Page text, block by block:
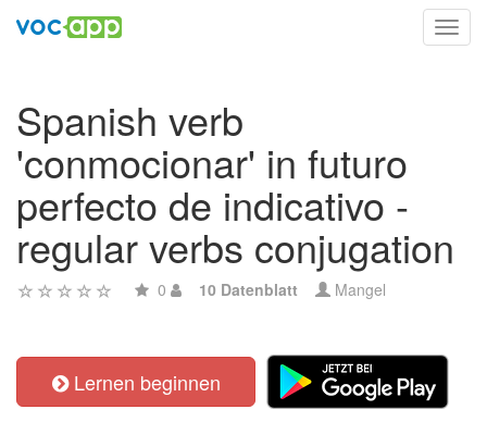
Spanish verb
'conmocionar' in futuro
perfecto de indicativo -
regular verbs conjugation
0 10 Datenblatt Mangel
Lernen beginnen